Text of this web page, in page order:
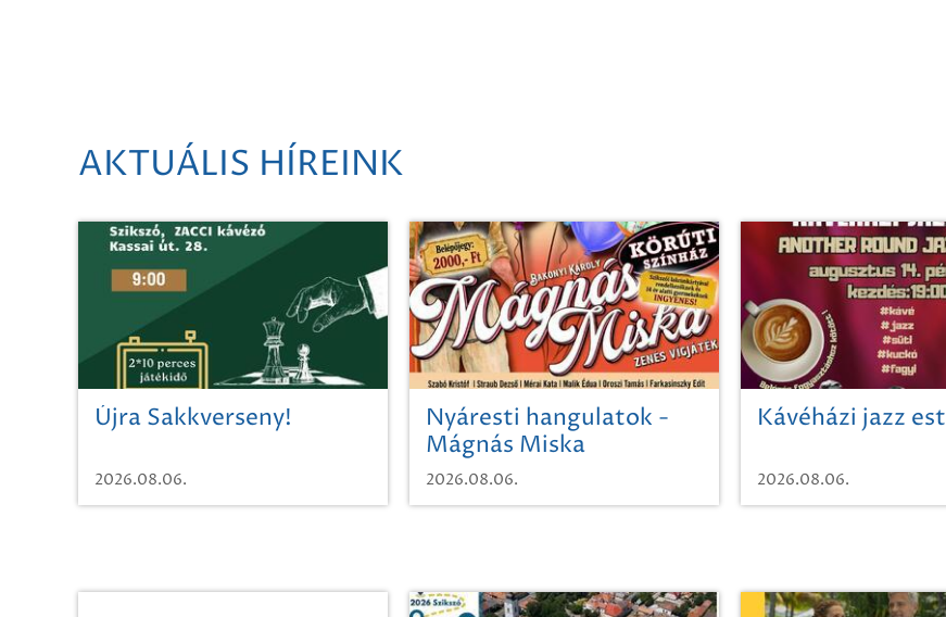
AKTUÁLIS HÍREINK
Újra Sakkverseny!
2026.08.06.
Nyáresti hangulatok -
Mágnás Miska
2026.08.06.
Kávéházi jazz est
2026.08.06.